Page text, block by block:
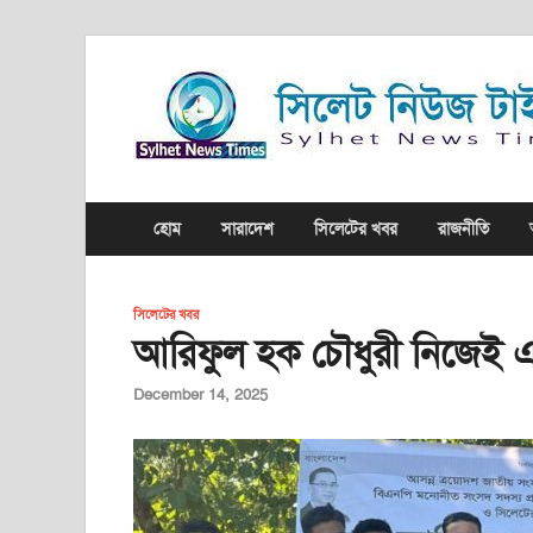
হোম সারাদেশ সিলেটের খবর রাজনীতি
সিলেটের খবর
আরিফুল হক চৌধুরী নিজেই
December 14, 2025